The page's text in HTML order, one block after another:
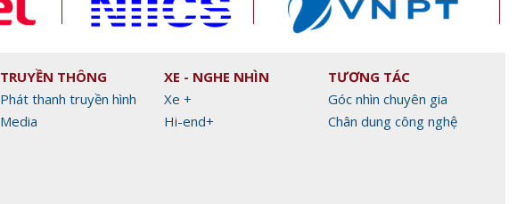
TRUYỀN THÔNG
Phát thanh truyền hình
Media
XE - NGHE NHÌN
Xe +
Hi-end+
TƯƠNG TÁC
Góc nhìn chuyên gia
Chân dung công nghệ